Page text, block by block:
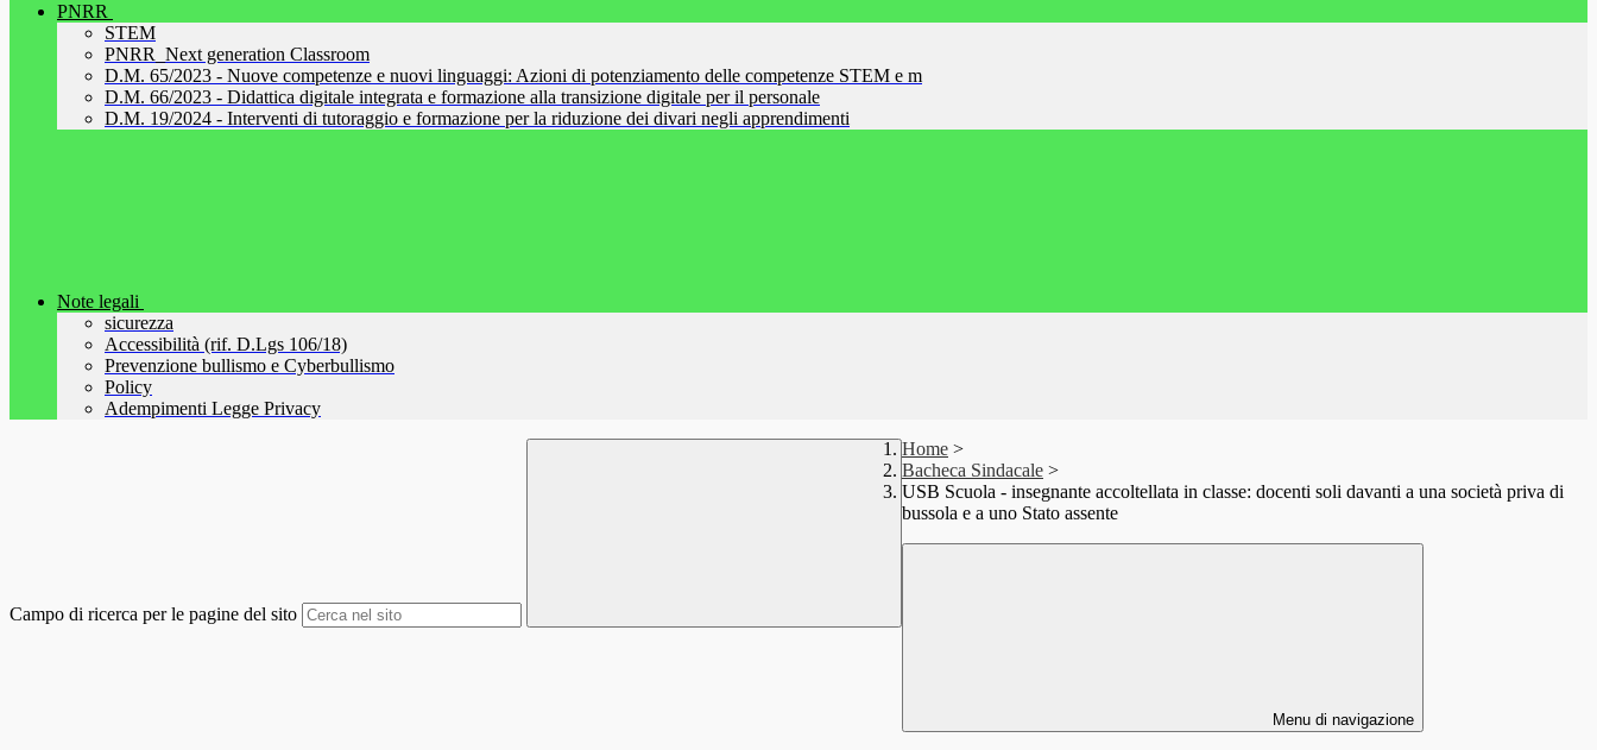
PNRR
STEM
PNRR_Next generation Classroom
D.M. 65/2023 - Nuove competenze e nuovi linguaggi: Azioni di potenziamento delle competenze STEM e m
D.M. 66/2023 - Didattica digitale integrata e formazione alla transizione digitale per il personale
D.M. 19/2024 - Interventi di tutoraggio e formazione per la riduzione dei divari negli apprendimenti
Note legali
sicurezza
Accessibilità (rif. D.Lgs 106/18)
Prevenzione bullismo e Cyberbullismo
Policy
Adempimenti Legge Privacy
Campo di ricerca per le pagine del sito
Home >
Bacheca Sindacale >
USB Scuola - insegnante accoltellata in classe: docenti soli davanti a una società priva di
bussola e a uno Stato assente
Menu di navigazione